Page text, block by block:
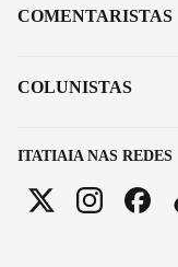
ITATIAIA NAS REDES
COMENTARISTAS
COLUNISTAS